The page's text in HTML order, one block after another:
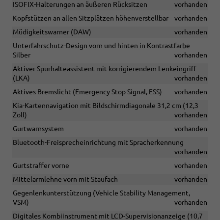
ISOFIX-Halterungen an äußeren Rücksitzen
vorhanden
Kopfstützen an allen Sitzplätzen höhenverstellbar
vorhanden
Müdigkeitswarner (DAW)
vorhanden
Unterfahrschutz-Design vorn und hinten in Kontrastfarbe
Silber
vorhanden
Aktiver Spurhalteassistent mit korrigierendem Lenkeingriff
(LKA)
vorhanden
Aktives Bremslicht (Emergency Stop Signal, ESS)
vorhanden
Kia-Kartennavigation mit Bildschirmdiagonale 31,2 cm (12,3
Zoll)
vorhanden
Gurtwarnsystem
vorhanden
Bluetooth-Freisprecheinrichtung mit Spracherkennung
vorhanden
Gurtstraffer vorne
vorhanden
Mittelarmlehne vorn mit Staufach
vorhanden
Gegenlenkunterstützung (Vehicle Stability Management,
VSM)
vorhanden
Digitales Kombiinstrument mit LCD-Supervisionanzeige (10,7